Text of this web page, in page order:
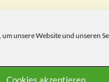
unsere Website und unseren
Cookies akzeptieren